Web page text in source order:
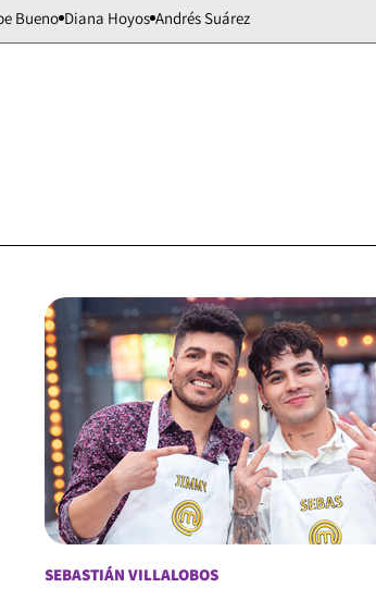
Bueno Diana Hoyos Andrés Suárez
SEBASTIÁN VILLALOBOS